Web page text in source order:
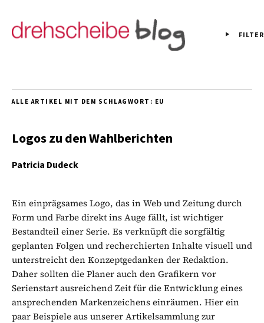
FILTER
ALLE ARTIKEL MIT DEM SCHLAGWORT: EU
Logos zu den Wahlberichten
Patricia Dudeck
Ein einprägsames Logo, das in Web und Zeitung durch
Form und Farbe direkt ins Auge fällt, ist wichtiger
Bestandteil einer Serie. Es verknüpft die sorgfältig
geplanten Folgen und recherchierten Inhalte visuell und
unterstreicht den Konzeptgedanken der Redaktion.
Daher sollten die Planer auch den Grafikern vor
Serienstart ausreichend Zeit für die Entwicklung eines
ansprechenden Markenzeichens einräumen. Hier ein
paar Beispiele aus unserer Artikelsammlung zur